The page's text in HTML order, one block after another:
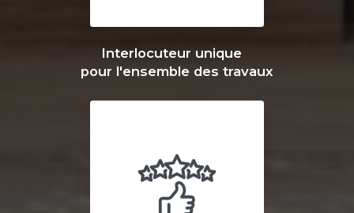
Interlocuteur unique
pour l'ensemble des travaux